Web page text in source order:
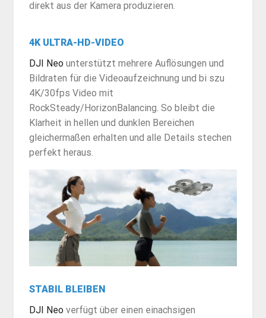
direkt aus der Kamera produzieren.
4K ULTRA-HD-VIDEO
DJI Neounterstützt mehrere Auflösungen und
Bildraten für die Videoaufzeichnung und bi szu
4K/30fps Video mit
RockSteady/HorizonBalancing. So bleibt die
Klarheit in hellen und dunklen Bereichen
gleichermaßen erhalten und alle Details stechen
perfekt heraus.
STABIL BLEIBEN
DJI Neoverfügt über einen einachsigen